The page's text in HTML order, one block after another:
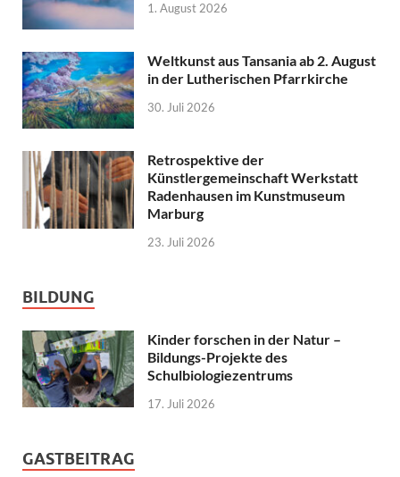
1. August 2026
Weltkunst aus Tansania ab 2. August
in der Lutherischen Pfarrkirche
30. Juli 2026
Retrospektive der
Künstlergemeinschaft Werkstatt
Radenhausen im Kunstmuseum
Marburg
23. Juli 2026
BILDUNG
Kinder forschen in der Natur –
Bildungs-Projekte des
Schulbiologiezentrums
17. Juli 2026
GASTBEITRAG